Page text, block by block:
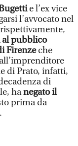
e l’ex vice
l’avvocato nel
al pubblico
Firenzeche
di Prato, infatti,
di
hanegato il
prima da